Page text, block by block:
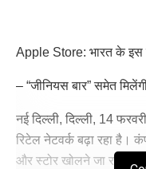
Apple Store: भारत के इस
– “जीनियस बार” समेत
नई दिल्ली, दिल्ली, 14
रिटेल नेटवर्क बढ़ा रहा है।
और स्टोर खोलने जा रही